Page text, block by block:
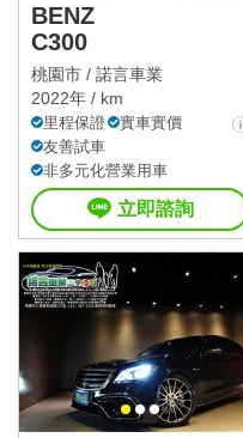
BENZ
C300
桃園市 / 諾言車業
2022年 / km
里程保證
實車實價
友善試車
非多元化營業用車
立即諮詢